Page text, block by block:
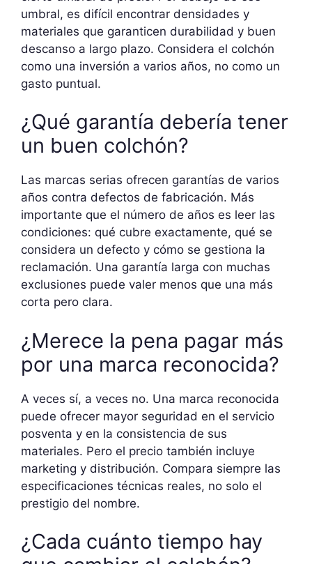
umbral, es difícil encontrar densidades y
materiales que garanticen durabilidad y buen
descanso a largo plazo. Considera el colchón
como una inversión a varios años, no como un
gasto puntual.
¿Qué garantía debería tener
un buen colchón?
Las marcas serias ofrecen garantías de varios
años contra defectos de fabricación. Más
importante que el número de años es leer las
condiciones: qué cubre exactamente, qué se
considera un defecto y cómo se gestiona la
reclamación. Una garantía larga con muchas
exclusiones puede valer menos que una más
corta pero clara.
¿Merece la pena pagar más
por una marca reconocida?
A veces sí, a veces no. Una marca reconocida
puede ofrecer mayor seguridad en el servicio
posventa y en la consistencia de sus
materiales. Pero el precio también incluye
marketing y distribución. Compara siempre las
especificaciones técnicas reales, no solo el
prestigio del nombre.
¿Cada cuánto tiempo hay